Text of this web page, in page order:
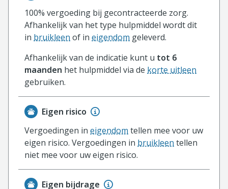
100% vergoeding bij gecontracteerde zorg.
Afhankelijk van het type hulpmiddel wordt dit
in bruikleen of in eigendom geleverd.
Afhankelijk van de indicatie kunt u tot 6
maanden het hulpmiddel via de korte uitleen
gebruiken.
Eigen risico
Vergoedingen in eigendom tellen mee voor uw
eigen risico. Vergoedingen in bruikleen tellen
niet mee voor uw eigen risico.
Eigen bijdrage